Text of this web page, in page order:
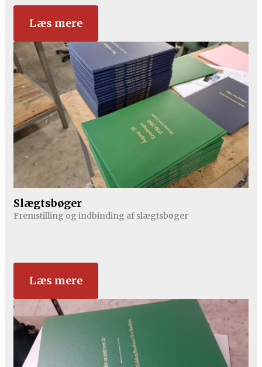
Læs mere
Slægtsbøger
Fremstilling og indbinding af slægtsbøger
Læs mere